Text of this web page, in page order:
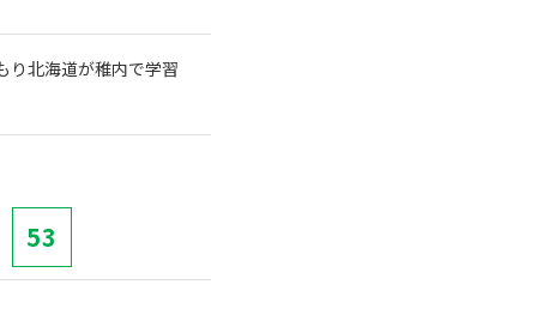
北海道が稚内で学習
53